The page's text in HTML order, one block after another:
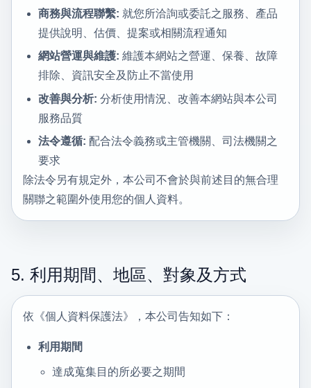
商務與流程聯繫: 就您所洽詢或委託之服務、產品
提供說明、估價、提案或相關流程通知
網站營運與維護: 維護本網站之營運、保養、故障
排除、資訊安全及防止不當使用
改善與分析: 分析使用情況、改善本網站與本公司
服務品質
法令遵循: 配合法令義務或主管機關、司法機關之
要求
除法令另有規定外，本公司不會於與前述目的無合理
關聯之範圍外使用您的個人資料。
5. 利用期間、地區、對象及方式
依《個人資料保護法》，本公司告知如下：
利用期間
達成蒐集目的所必要之期間